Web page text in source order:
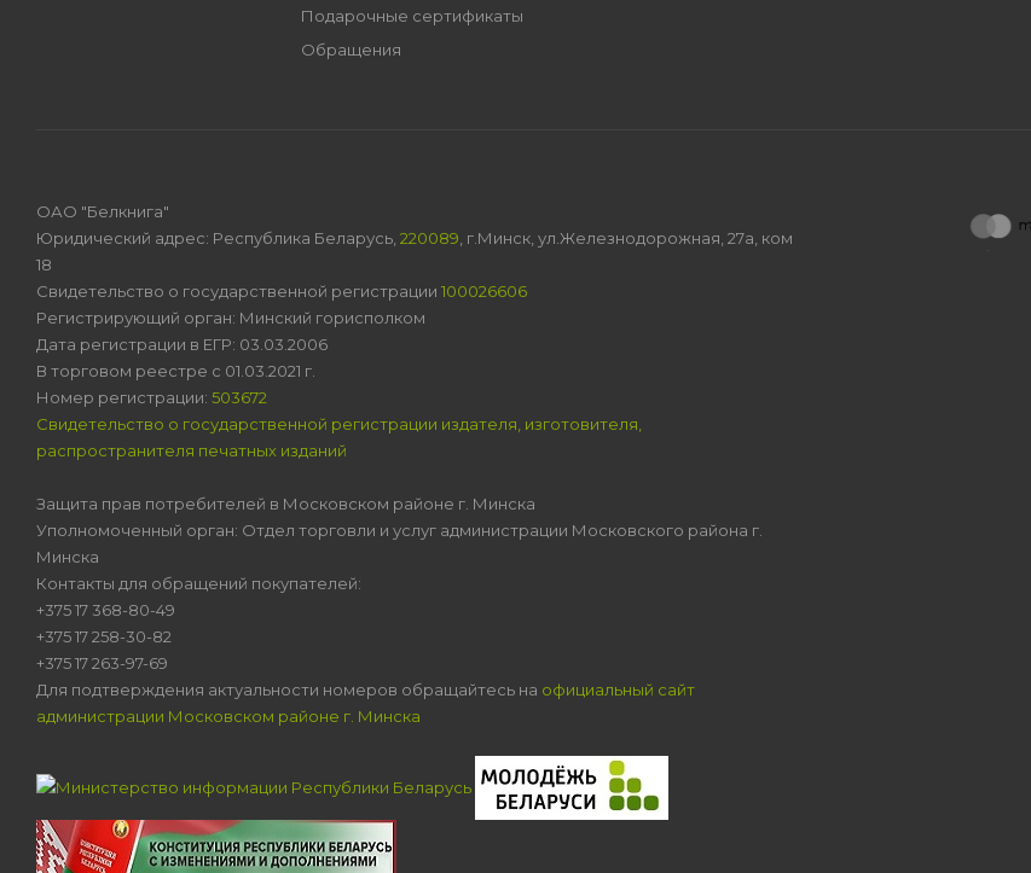
Подарочные сертификаты
Обращения
ОАО "Белкнига"
Юридический адрес: Республика Беларусь, 220089 , г.Минск, ул.Железнодорожная, 27а, ком
18
Свидетельство о государственной регистрации 100026606
Регистрирующий орган: Минский горисполком
Дата регистрации в ЕГР: 03.03.2006
В торговом реестре с 01.03.2021 г.
Номер регистрации: 503672
Свидетельство о государственной регистрации издателя, изготовителя,
распространителя печатных изданий
Защита прав потребителей в Московском районе г. Минска
Уполномоченный орган: Отдел торговли и услуг администрации Московского района г.
Минска
Контакты для обращений покупателей:
+375 17 368-80-49
+375 17 258-30-82
+375 17 263-97-69
Для подтверждения актуальности номеров обращайтесь на официальный сайт
администрации Московском районе г. Минска